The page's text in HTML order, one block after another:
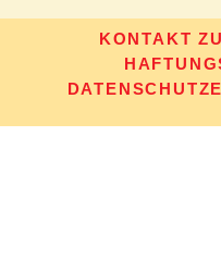
KONTAKT